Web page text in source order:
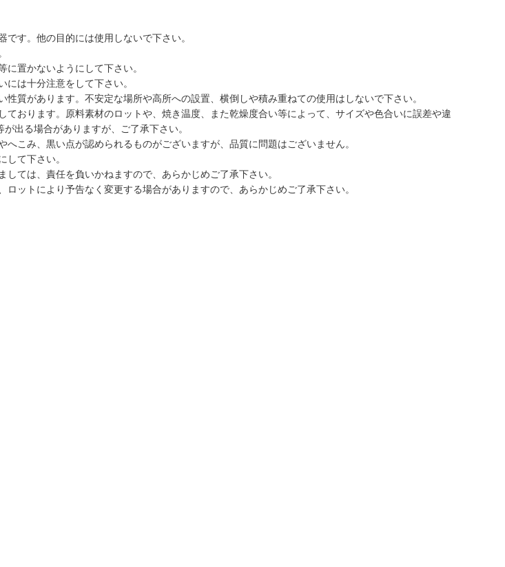
す。他の目的には使用しないで下さい。
置かないようにして下さい。
は十分注意をして下さい。
質があります。不安定な場所や高所への設置、横倒しや積み重ねての使用はしないで下さい。
ております。原料素材のロットや、焼き温度、また乾燥度合い等によって、サイズや色合いに誤差や違
出る場合がありますが、ご了承下さい。
こみ、黒い点が認められるものがございますが、品質に問題はございません。
て下さい。
ては、責任を負いかねますので、あらかじめご了承下さい。
ットにより予告なく変更する場合がありますので、あらかじめご了承下さい。